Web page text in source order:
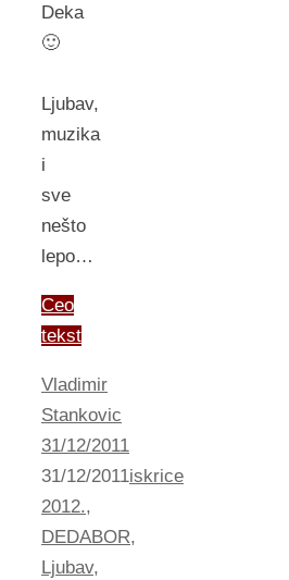
Deka
🙂
Ljubav,
muzika
i
sve
nešto
lepo…
Ceo
tekst
Vladimir
Stankovic
31/12/2011
31/12/2011iskrice
2012.,
DEDABOR,
Ljubav,